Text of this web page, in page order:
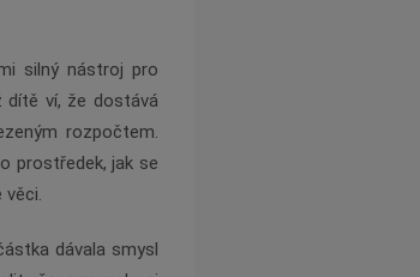
silný nástroj pro
dítě ví, že dostává
rozpočtem.
prostředek, jak se
dávala smysl